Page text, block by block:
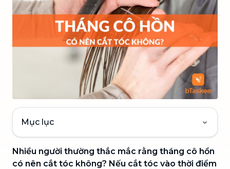
Mục lục
Nhiều người thường thắc mắc rằng tháng cô hồn
có nên cắt tóc không? Nếu cắt tóc vào thời điểm